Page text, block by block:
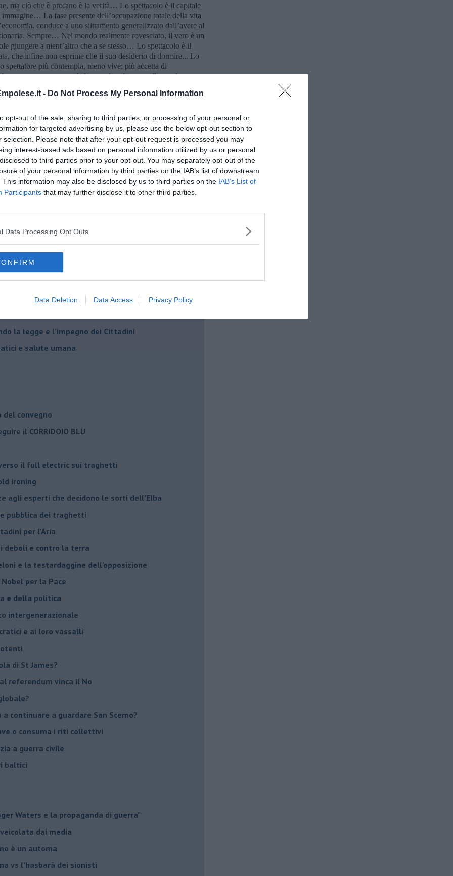
- Do Not Process My Personal Information
opt-out of the sale, sharing to third parties, or processing of your personal or
for targeted advertising by us, please use the below opt-out section to
selection. Please note that after your opt-out request is processed you may
interest-based ads based on personal information utilized by us or personal
to third parties prior to your opt-out. You may separately opt-out of the
of your personal information by third parties on the IAB’s list of downstream
This information may also be disclosed by us to third parties on the IAB’s List of
Participants that may further disclose it to other third parties.
Data Processing Opt Outs
Data Deletion Data Access Privacy Policy
ma ciò che è profano è la verità… Lo spettacolo è il capitale
La fase presente dell’occupazione totale della vita
conduce a uno slittamento generalizzato dall’avere al
Sempre… Nel mondo realmente rovesciato, il vero è un
giungere a nient’altro che a se stesso… Lo spettacolo è il
che infine non esprime che il suo desiderio di dormire... Lo
più contempla, meno vive; più accetta di
meno comprende la propria esistenza e il proprio
di illusioni. La merce è questa illusione
generale… L’uomo reificato ostenta la prova
merce raggiunge dei momenti di eccitazione fervente… I
sono ben noti per non essere ciò che sono: sono
della realtà della minima vita individuale, e tutti lo sanno.”.
Santoro
della complessità
la legge e l’impegno dei Cittadini
e salute umana
del convegno
il CORRIDOIO BLU
il full electric sui traghetti
ironing
agli esperti che decidono le sorti dell’Elba
pubblica dei traghetti​
per l’Aria
deboli e contro la terra
e la testardaggine dell’opposizione
per la Pace
e della politica
intergenerazionale
e ai loro vassalli
di St James?
referendum vinca il No
continuare a guardare San Scemo?
o consuma i riti collettivi
a guerra civile
baltici
Waters e la propaganda di guerra"
dai media
è un automa
vs l’hasbarà dei sionisti